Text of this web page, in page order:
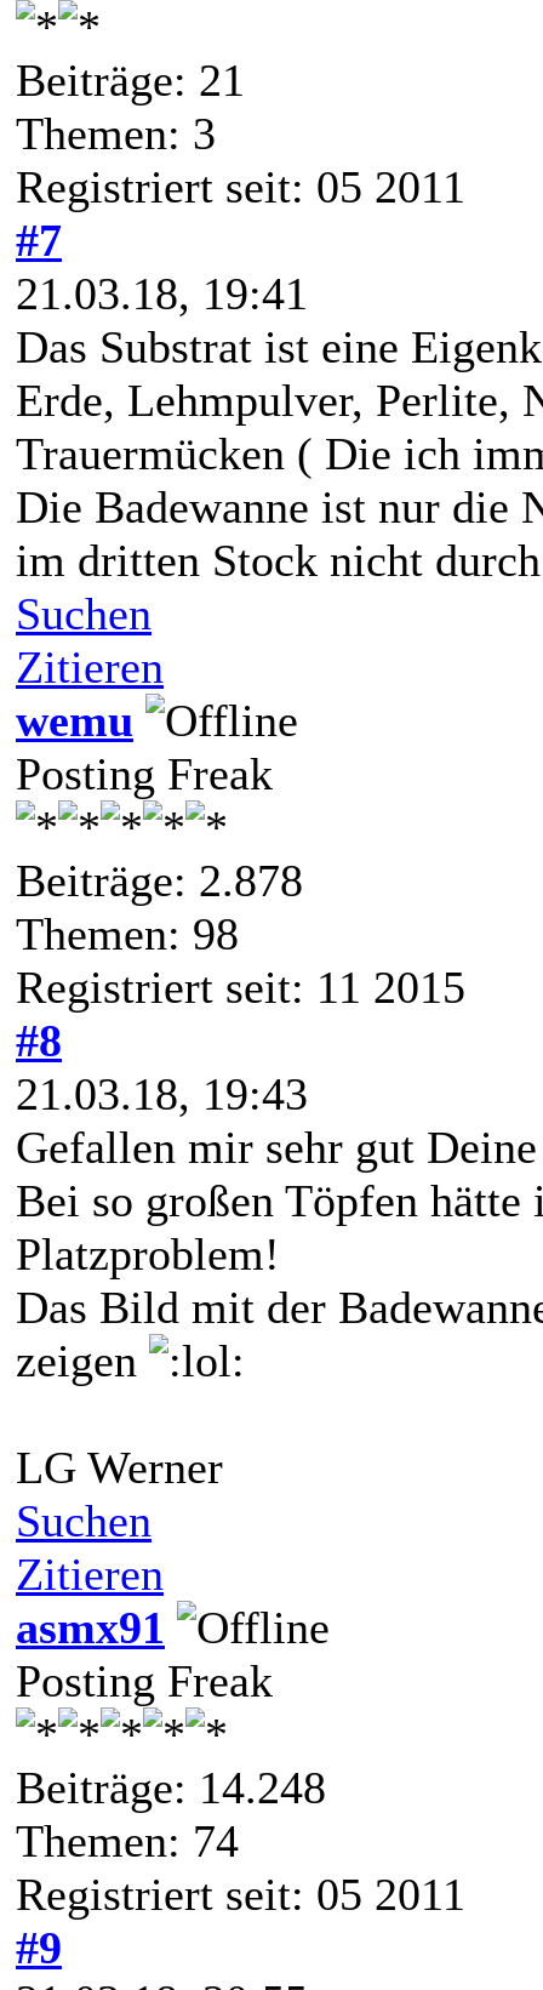
Beiträge: 21
Themen: 3
Registriert seit: 05 2011
#7
21.03.18, 19:41
Das Substrat ist eine
Erde, Lehmpulver, Perlite,
Trauermücken ( Die ich
Die Badewanne ist nur die
im dritten Stock nicht
Suchen
Zitieren
wemu
Posting Freak
Beiträge: 2.878
Themen: 98
Registriert seit: 11 2015
#8
21.03.18, 19:43
Gefallen mir sehr gut
Bei so großen Töpfen
Platzproblem!
Das Bild mit der
zeigen
LG Werner
Suchen
Zitieren
asmx91
Posting Freak
Beiträge: 14.248
Themen: 74
Registriert seit: 05 2011
#9